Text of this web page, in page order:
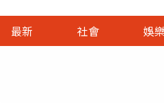
最新 社會 娛樂
娛樂首頁
即時
財經首頁
熱線
政